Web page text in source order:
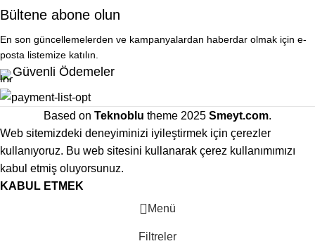
Bültene abone olun
En son güncellemelerden ve kampanyalardan haberdar olmak için e-
posta listemize katılın.
Güvenli Ödemeler
Based on Teknoblu theme 2025 Smeyt.com.
Web sitemizdeki deneyiminizi iyileştirmek için çerezler
kullanıyoruz. Bu web sitesini kullanarak çerez kullanımımızı
kabul etmiş oluyorsunuz.
KABUL ETMEK
Menü
Filtreler